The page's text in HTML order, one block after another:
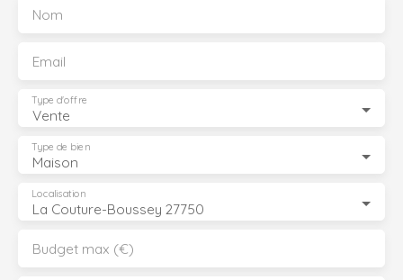
Nom
Email
Vente
Type d'offre
Maison
Type de bien
La Couture-Boussey 27750
Localisation
Budget max (€)